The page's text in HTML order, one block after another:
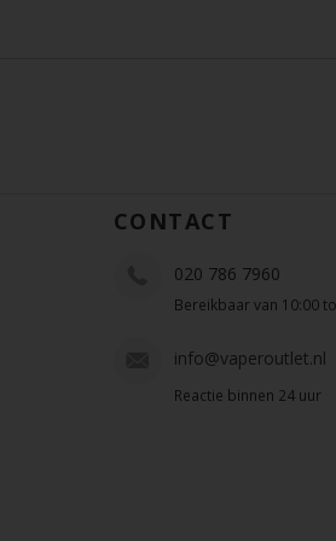
CONTACT
020 786 7960
Bereikbaar van 10:00
info@vaperoutlet.nl
Reactie binnen 24 uur